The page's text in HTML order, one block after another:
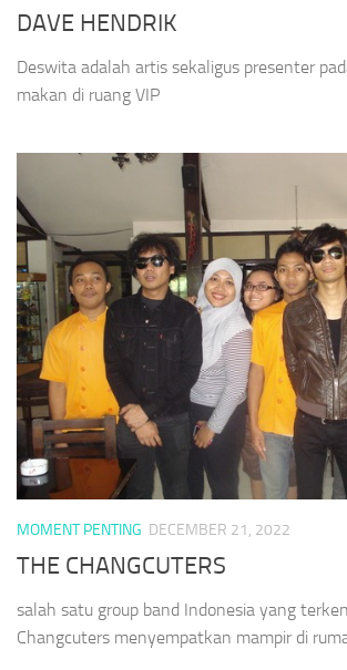
DAVE HENDRIK
Deswita adalah artis sekaligus presenter
makan di ruang VIP
MOMENT PENTING DECEMBER 21, 2022
THE CHANGCUTERS
salah satu group band Indonesia yang
Changcuters menyempatkan mampir di